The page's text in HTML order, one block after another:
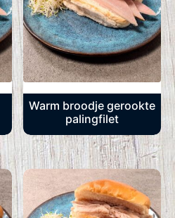
Warm broodje gerookte
palingfilet